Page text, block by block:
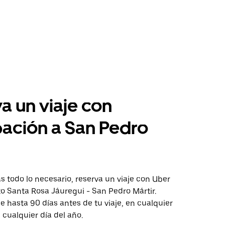
un viaje con
a San Pedro
todo lo necesario, reserva un viaje con Uber
Santa Rosa Jáuregui - San Pedro Mártir.
hasta 90 días antes de tu viaje, en cualquier
día del año.